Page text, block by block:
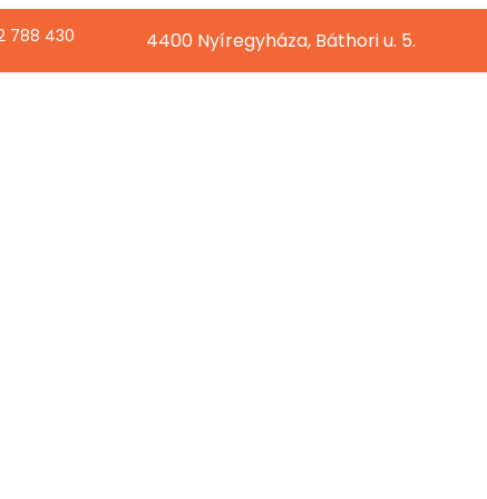
788 430 4400 Nyíregyháza, Báthori u. 5.